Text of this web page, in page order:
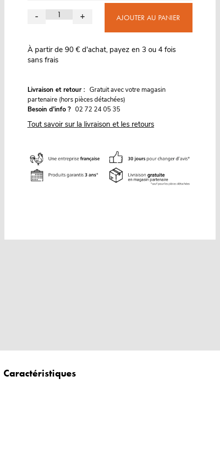
- + AJOUTER AU PANIER
À partir de 90 € d'achat, payez en 3 ou 4 fois
sans frais
Livraison et retour : Gratuit avec votre magasin
partenaire (hors pièces détachées)
Besoin d'info ? 02 72 24 05 35
Tout savoir sur la livraison et les retours
Caractéristiques